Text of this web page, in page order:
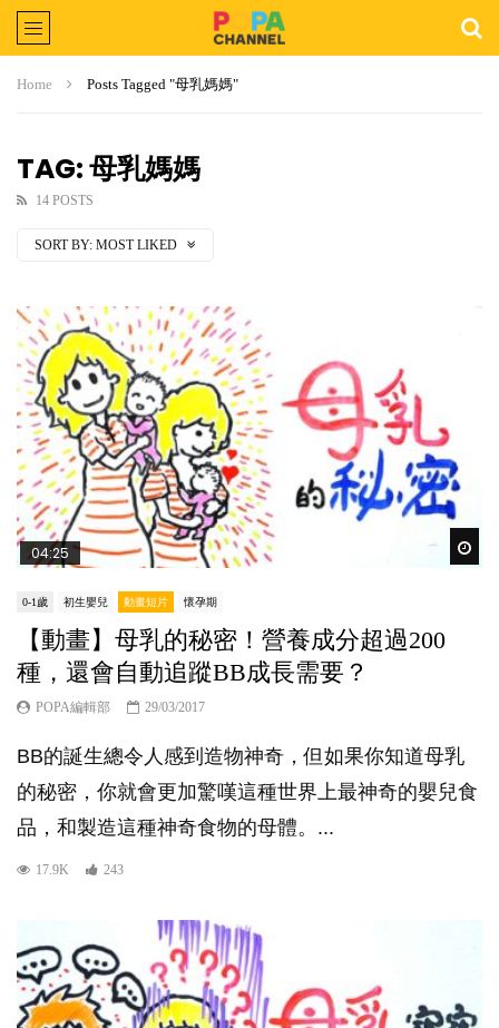
Home Posts Tagged "母乳媽媽"
TAG: 母乳媽媽
14 POSTS
SORT BY: MOST LIKED
04:25
0-1歲 初生嬰兒 動畫短片 懷孕期
【動畫】母乳的秘密！營養成分超過200
種，還會自動追蹤BB成長需要？
POPA編輯部 29/03/2017
BB的誕生總令人感到造物神奇，但如果你知道母乳
的秘密，你就會更加驚嘆這種世界上最神奇的嬰兒食
品，和製造這種神奇食物的母體。...
17.9K 243